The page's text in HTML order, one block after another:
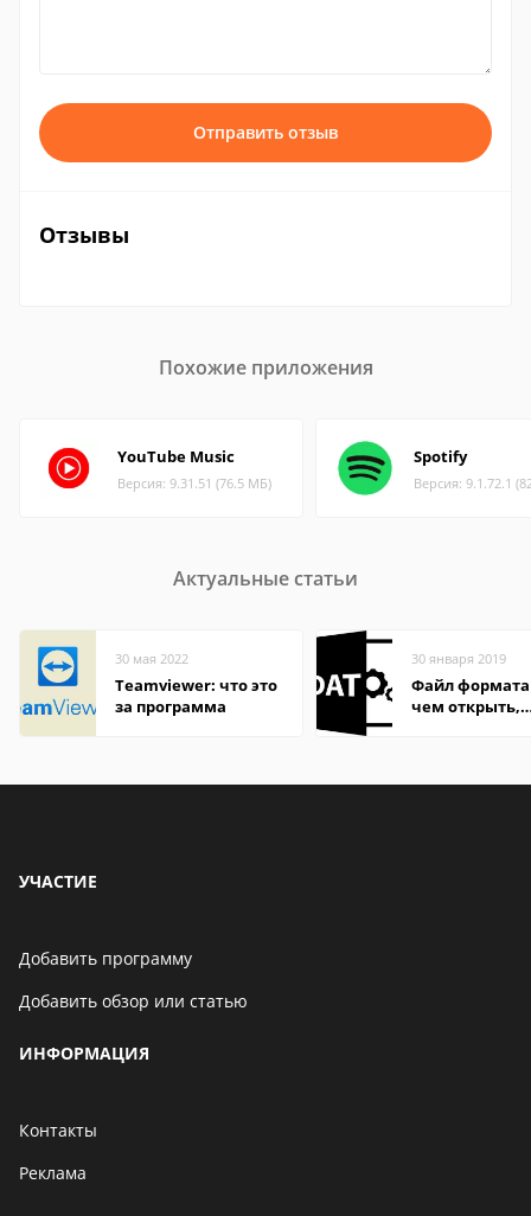
Отправить отзыв
Отзывы
Похожие приложения
YouTube Music
Версия: 9.31.51 (76.5 МБ)
Spotify
Версия: 9.1.72.1
Актуальные статьи
30 мая 2022
Teamviewer: что это
за программа
30 января 2019
Файл формата
чем открыть,
УЧАСТИЕ
Добавить программу
Добавить обзор или статью
ИНФОРМАЦИЯ
Контакты
Реклама